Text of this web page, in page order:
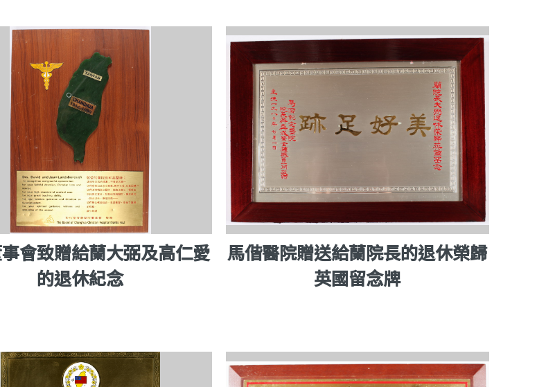
會致贈給蘭大弼及高仁愛
的退休紀念
馬偕醫院贈送給蘭院長的退休榮歸
英國留念牌